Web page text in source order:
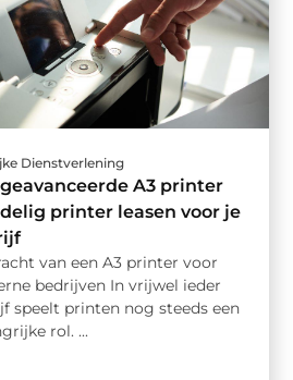
Dienstverlening
A3 printer
printer leasen voor je
van een A3 printer voor
bedrijven In vrijwel ieder
speelt printen nog steeds een
rol. ...